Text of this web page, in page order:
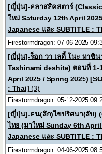
[ญี่ปุ่น]-คลาสสิคสตาร์
ใหม่ Saturday 12th April
Japanese และ SUBTITLE :
Firestormdragon: 07-06-2025
[ญี่ปุ่น]-ร็อก วา เลดี้ โนะ ทาชิน
Tashinami deshite) ตอนที่ 1-
April 2025 / Spring 2025)
: Thai] (3)
Firestormdragon: 05-12-2025
[ญี่ปุ่น]-คน(ลึก)ไขปริศนา(ลับ)
ไทย (มาใหม่ Sunday 6th
Japanese และ SUBTITLE :
Firestormdragon: 04-06-2025